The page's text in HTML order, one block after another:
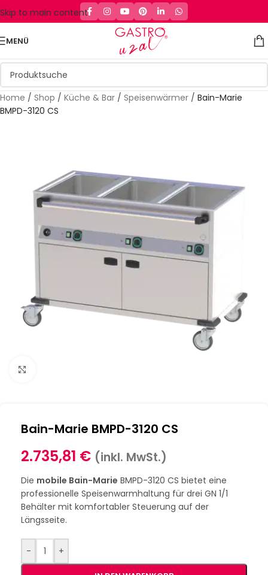
Skip to main content
MENÜ
Home / Shop / Küche & Bar / Speisenwärmer / Bain-Marie
BMPD-3120 CS
Bain-Marie BMPD-3120 CS
2.735,81 € (inkl. MwSt.)
Die mobile Bain-Marie BMPD-3120 CS bietet eine
professionelle Speisenwarmhaltung für drei GN 1/1
Behälter mit komfortabler Steuerung auf der
Längsseite.
- +